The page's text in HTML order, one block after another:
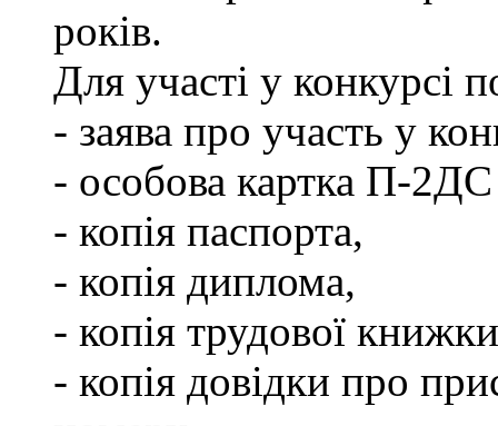
років.
Для участі у конкурсі
- заява про участь у
- особова картка П-
- копія паспорта,
- копія диплома,
- копія трудової
- копія довідки про